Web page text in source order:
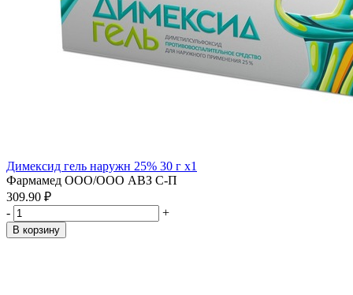
Димексид гель наружн 25% 30 г x1
Фармамед ООО/ООО АВЗ С-П
309.90 ₽
-
+
В корзину